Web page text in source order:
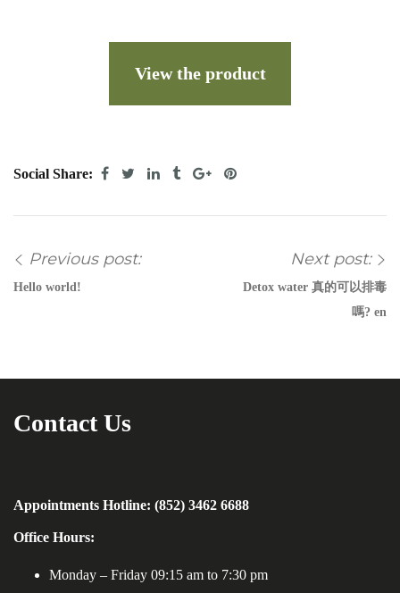
View the product
Social Share:
Previous post:
Hello world!
Next post:
Detox water 真的可以排毒
嗎? en
Contact Us
Appointments Hotline: (852) 3462 6688
Office Hours:
Monday – Friday 09:15 am to 7:30 pm